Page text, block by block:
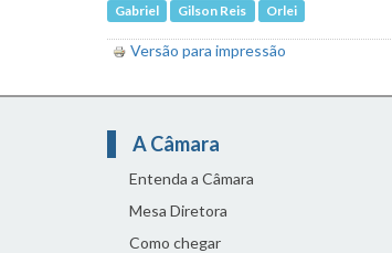
Gabriel
Gilson Reis Orlei
Versão para impressão
A Câmara
Entenda a Câmara
Mesa Diretora
Como chegar